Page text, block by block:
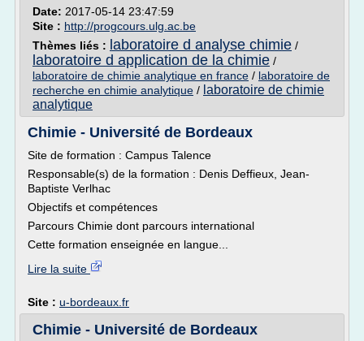
Date: 2017-05-14 23:47:59
Site : http://progcours.ulg.ac.be
Thèmes liés : laboratoire d analyse chimie /
laboratoire d application de la chimie /
laboratoire de chimie analytique en france / laboratoire de
recherche en chimie analytique / laboratoire de chimie
analytique
Chimie - Université de Bordeaux
Site de formation : Campus Talence
Responsable(s) de la formation : Denis Deffieux, Jean-
Baptiste Verlhac
Objectifs et compétences
Parcours Chimie dont parcours international
Cette formation enseignée en langue...
Lire la suite
Site : u-bordeaux.fr
Chimie - Université de Bordeaux